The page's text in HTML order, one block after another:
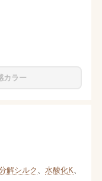
カラー
解シルク 水酸化K